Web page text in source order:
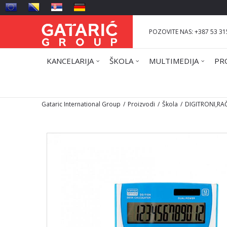
POZOVITE NAS: +387 53
KANCELARIJA ŠKOLA MULTIMEDIJA
Gataric International Group Proizvodi Škola